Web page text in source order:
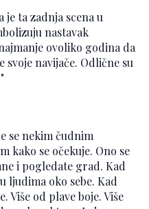
je ta zadnja scena u
nastavak
ovoliko godina da
svoje navijače. Odlične su
se nekim čudnim
kako se očekuje. Ono se
i pogledate grad. Kad
ljudima oko sebe. Kad
Više od plave boje. Više